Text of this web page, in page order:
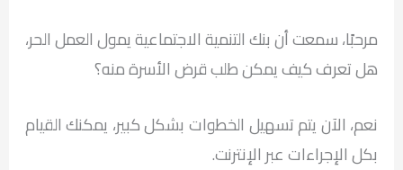
مرحبًا، سمعت أن بنك التنمية الاجتماعية يمول العمل الحر،
هل تعرف كيف يمكن طلب قرض الأسرة منه؟
نعم، الآن يتم تسهيل الخطوات بشكل كبير، يمكنك القيام
بكل الإجراءات عبر الإنترنت.